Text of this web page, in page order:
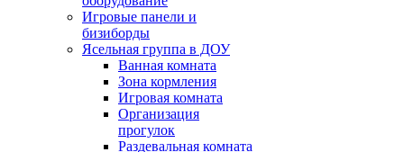
Игровые панели и
бизиборды
Ясельная группа в ДОУ
Ванная комната
Зона кормления
Игровая комната
Организация
прогулок
Раздевальная комната